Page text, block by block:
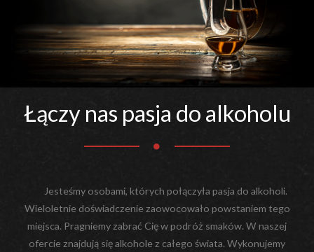
Łączy nas pasja do alkoholu
Jesteśmy osobami, których połączyła pasja do alkoholi.
Wieloletnie doświadczenie zaowocowało powstaniem tego
miejsca. Pragniemy zabrać Cię w podróż smaków. W naszej
ofercie znajdują się alkohole z całego świata. Wykonujemy